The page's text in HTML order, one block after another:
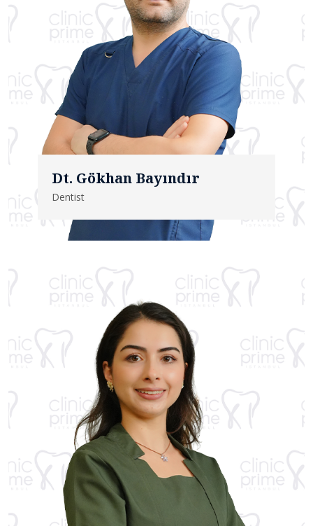
Dt. Gökhan Bayındır
Dentist